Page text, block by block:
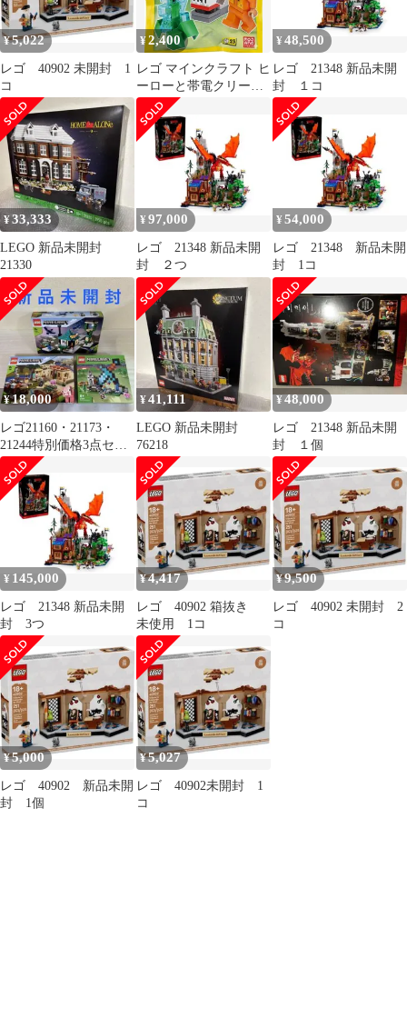
¥5,022
レゴ 40902 未開封 1
コ
¥2,400
レゴ マインクラフト ヒ
ーローと帯電クリーパ
ーとTNTランチャー 激
レア
¥48,500
レゴ 21348 新品未開
封 １コ
¥33,333
LEGO 新品未開封
21330
¥97,000
レゴ 21348 新品未開
封 ２つ
¥54,000
レゴ 21348 新品未開
封 1コ
¥18,000
レゴ21160・21173・
21244特別価格3点セッ
ト（外箱にキズ有）
¥41,111
LEGO 新品未開封
76218
¥48,000
レゴ 21348 新品未開
封 １個
¥ 145,000
レゴ 21348 新品未開
封 3つ
¥4,417
レゴ 40902 箱抜き
未使用 1コ
¥9,500
レゴ 40902 未開封 2
コ
¥5,000
レゴ 40902 新品未開
封 1個
¥5,027
レゴ 40902未開封 1
コ